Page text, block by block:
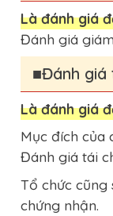
Là đánh giá
Đánh giá
■Đánh giá
Là đánh giá
Mục đích của
Đánh giá tái
Tổ chức cũng
chứng nhận.